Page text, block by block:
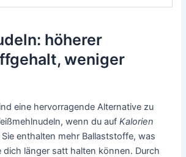
höherer
weniger
eine hervorragende Alternative zu
wenn du aufKalorien
enthalten mehr Ballaststoffe, was
dich länger satt halten können. Durch